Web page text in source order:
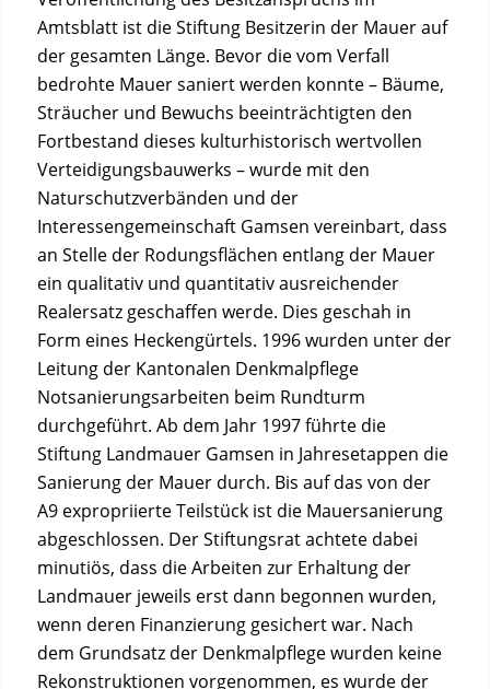
Amtsblatt ist die Stiftung Besitzerin der Mauer auf
der gesamten Länge. Bevor die vom Verfall
bedrohte Mauer saniert werden konnte – Bäume,
Sträucher und Bewuchs beeinträchtigten den
Fortbestand dieses kulturhistorisch wertvollen
Verteidigungsbauwerks – wurde mit den
Naturschutzverbänden und der
Interessengemeinschaft Gamsen vereinbart, dass
an Stelle der Rodungsflächen entlang der Mauer
ein qualitativ und quantitativ ausreichender
Realersatz geschaffen werde. Dies geschah in
Form eines Heckengürtels. 1996 wurden unter der
Leitung der Kantonalen Denkmalpflege
Notsanierungsarbeiten beim Rundturm
durchgeführt. Ab dem Jahr 1997 führte die
Stiftung Landmauer Gamsen in Jahresetappen die
Sanierung der Mauer durch. Bis auf das von der
A9 expropriierte Teilstück ist die Mauersanierung
abgeschlossen. Der Stiftungsrat achtete dabei
minutiös, dass die Arbeiten zur Erhaltung der
Landmauer jeweils erst dann begonnen wurden,
wenn deren Finanzierung gesichert war. Nach
dem Grundsatz der Denkmalpflege wurden keine
Rekonstruktionen vorgenommen, es wurde der